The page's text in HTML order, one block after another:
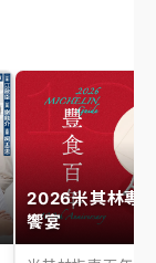
2026米其林專
饗宴